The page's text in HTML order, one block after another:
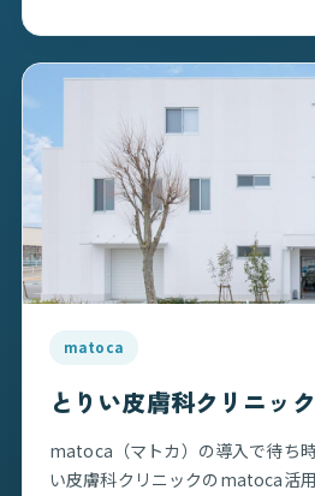
matoca
とりい皮膚科クリニック
matoca（マトカ）の導入で待ち
い皮膚科クリニックのmatoca活